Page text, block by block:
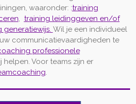
waaronder: :training
training leidinggeven en/of
generatiewijs. Wil je een individueel
communicatievaardigheden te
professionele
helpen. Voor teams zijn er